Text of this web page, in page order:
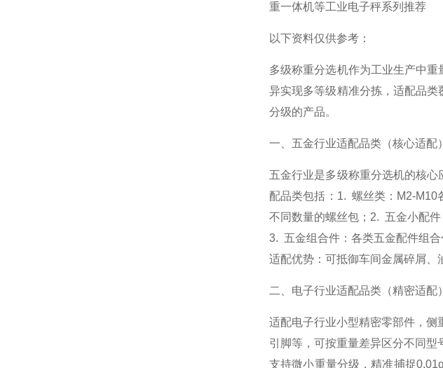
重一体机等工业电子秤系列推荐
以下资料仅供参考：
多级称重分选机作为工业生产中
异实现多等级精准分拣，适配品
分级的产品。
一、五金行业适配品类（核心适配）
五金行业是多级称重分选机的核
配品类包括：1. 螺丝类：M2-M10
不同数量的螺丝包；2. 五金小配
3. 五金组合件：各类五金配件组
适配优势：可抵御车间金属碎屑、
二、电子行业适配品类（精密适配）
适配电子行业小型精密零部件，
引脚等，可按重量差异区分不同
支持微小重量分级，精准捕捉